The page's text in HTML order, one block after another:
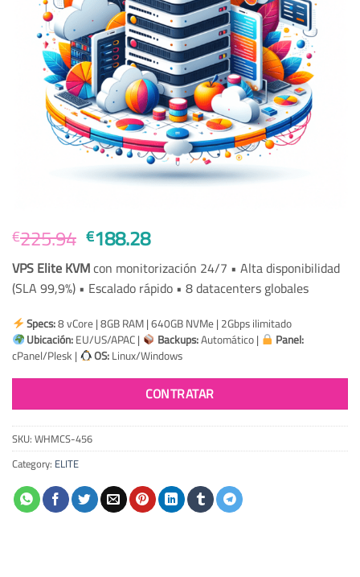
€225.94 Original
price
was:
€225.94.
€188.28Current
price
is:
€188.28.
VPS Elite KVMcon monitorización 24/7 • Alta disponibilidad
(SLA 99,9%) • Escalado rápido • 8 datacenters globales
Specs:8 vCore | 8GB RAM | 640GB NVMe | 2Gbps ilimitado
Ubicación:EU/US/APAC | Backups:Automático | Panel:
cPanel/Plesk | OS:Linux/Windows
CONTRATAR
SKU:WHMCS-456
Category: ELITE